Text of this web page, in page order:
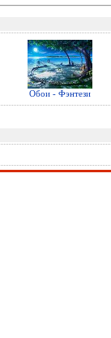
Обои - Фэнтези